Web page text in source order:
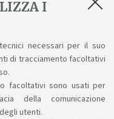
I
necessari per il suo
di tracciamento facoltativi
facoltativi sono usati per
della comunicazione
utenti.